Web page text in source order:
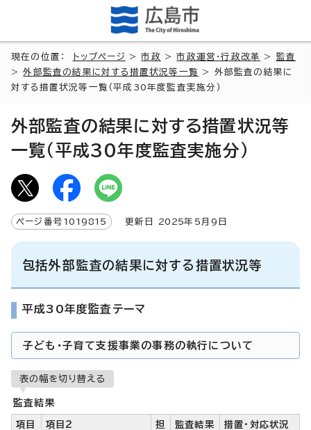
現在の位置： トップページ >市政 >市政運営・行政改革 > 監査
>外部監査の結果に対する措置状況等一覧
> 外部監査の結果に
対する措置状況等一覧（平成30年度監査実施分）
外部監査の結果に対する措置状況等
一覧（平成30年度監査実施分）
ページ番号 1019815 更新日 2025年5月9日
包括外部監査の結果に対する措置状況等
平成30年度監査テーマ
子ども・子育て支援事業の事務の執行について
表の幅を切り替える
監査結果
項目
項目2
担
監査結果
措置・対応状況